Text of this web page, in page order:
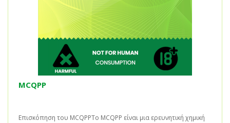
MCQPP
Επισκόπηση του MCQPPΤο MCQPP είναι μια ερευνητική χημική